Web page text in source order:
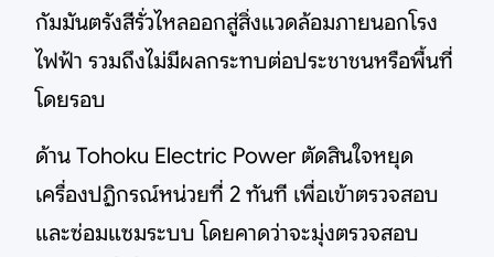
กัมมันตรังสีรั่วไหลออกสู่สิ่งแวดล้อมภายนอกโรง
ไฟฟ้า รวมถึงไม่มีผลกระทบต่อประชาชนหรือพื้นที่
โดยรอบ
ด้าน Tohoku Electric Power ตัดสินใจหยุด
เครื่องปฏิกรณ์หน่วยที่ 2 ทันที เพื่อเข้าตรวจสอบ
และซ่อมแซมระบบ โดยคาดว่าจะมุ่งตรวจสอบ